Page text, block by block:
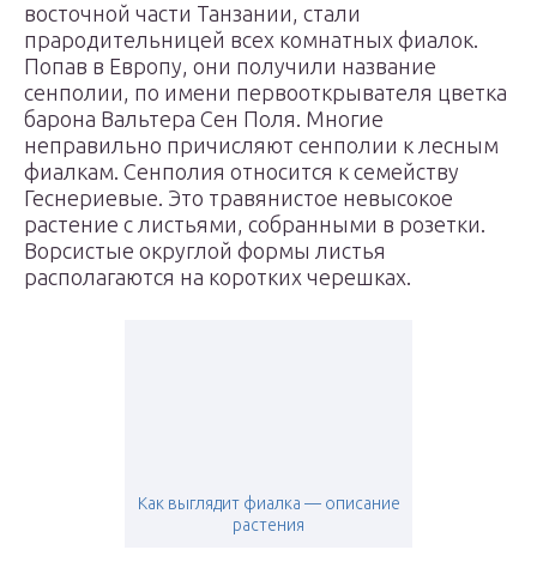
восточной части Танзании, стали
прародительницей всех комнатных фиалок.
Попав в Европу, они получили название
сенполии, по имени первооткрывателя цветка
барона Вальтера Сен Поля. Многие
неправильно причисляют сенполии к лесным
фиалкам. Сенполия относится к семейству
Геснериевые. Это травянистое невысокое
растение с листьями, собранными в розетки.
Ворсистые округлой формы листья
располагаются на коротких черешках.
Как выглядит фиалка — описание
растения